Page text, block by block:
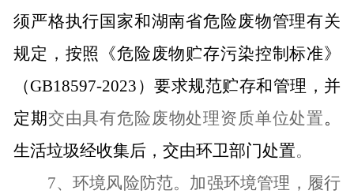
须严格执行国家和湖南省危险废物管理有关
规定，按照《危险废物贮存污染控制标准》
（GB18597-2023 ）要求规范贮存和管理，并
定期交由具有危险废物处理资质单位处置。
生活垃圾经收集后，交由环卫部门处置。
7、环境风险防范。加强环境管理，履行